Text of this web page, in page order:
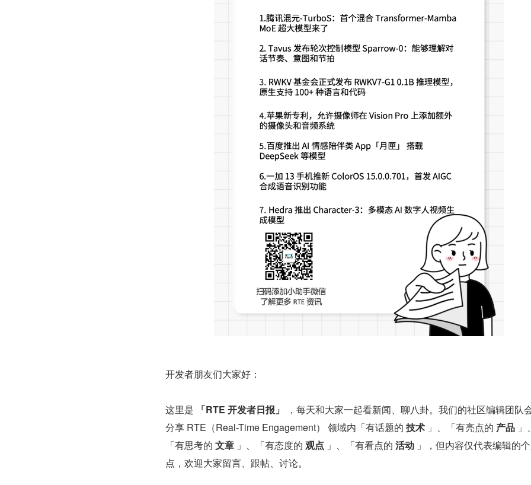
开发者朋友们大家好：
这里是 「RTE 开发者日报」
，每天和大家一起看新闻、聊八卦。我们的社区编辑团队
分享 RTE（Real-Time Engagement） 领域内「有话题的 技术 」、「有亮点的 产品 」、
「有思考的 文章 」、「有态度的 观点 」、「有看点的 活动 」，但内容仅代表编辑的
点，欢迎大家留言、跟帖、讨论。